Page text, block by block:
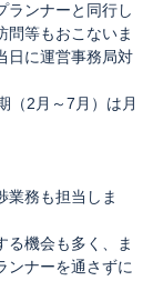
ランナーと同行し
問等もおこないま
日に運営事務局対
（2月～7月）は月
業務も担当しま
る機会も多く、ま
ンナーを通さずに